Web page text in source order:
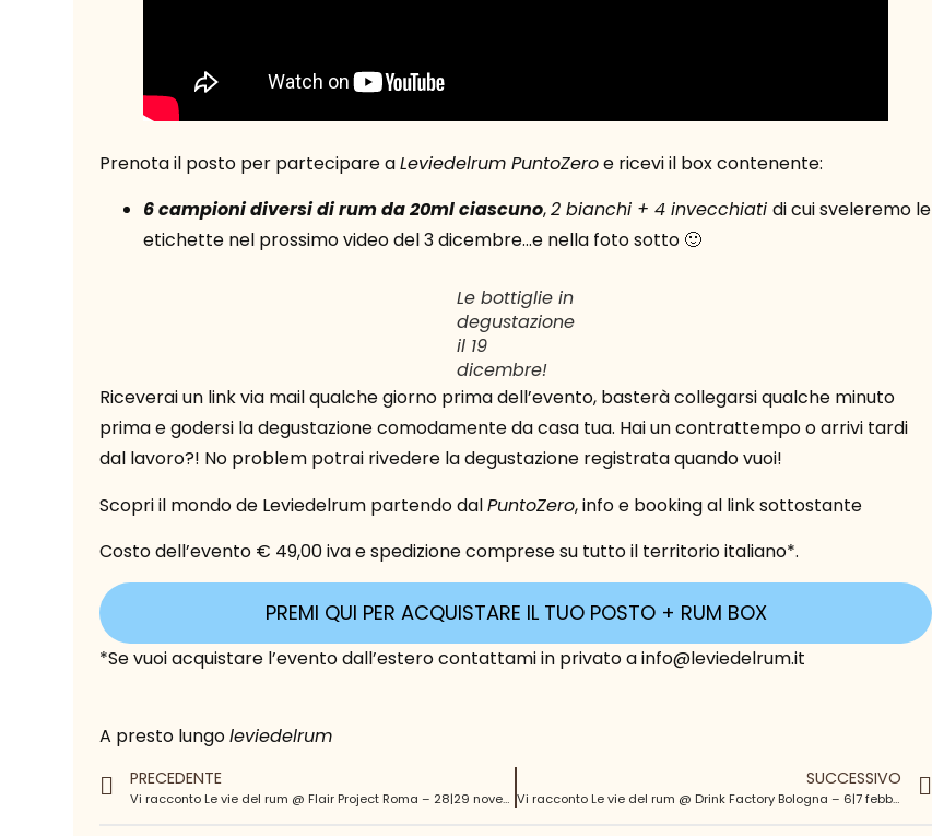
Prenota il posto per partecipare aLeviedelrum PuntoZeroe ricevi il box contenente:
6 campioni diversi di rum da 20ml ciascuno,2 bianchi + 4 invecchiatidi cui sveleremo le
etichette nel prossimo video del 3 dicembre…e nella foto sotto 🙂
Le bottiglie in
degustazione
il 19
dicembre!
Riceverai un link via mail qualche giorno prima dell’evento, basterà collegarsi qualche minuto
prima e godersi la degustazione comodamente da casa tua. Hai un contrattempo o arrivi tardi
dal lavoro?! No problem potrai rivedere la degustazione registrata quando vuoi!
Scopri il mondo de Leviedelrum partendo dalPuntoZero, info e booking al link sottostante
Costo dell’evento € 49,00 iva e spedizione comprese su tutto il territorio italiano*.
PREMI QUI PER ACQUISTARE IL TUO POSTO + RUM BOX
*Se vuoi acquistare l’evento dall’estero contattami in privato a info@leviedelrum.it
A presto lungoleviedelrum
PRECEDENTE
Vi racconto Le vie del rum @ Flair Project Roma – 28|29 novembre 2022
SUCCESSIVO
Vi racconto Le vie del rum @ Drink Factory Bologna – 6|7 febbraio 2023